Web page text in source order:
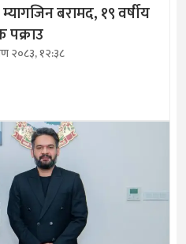
बरामद, १९ वर्षीय
२०८३, १२:३८